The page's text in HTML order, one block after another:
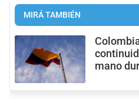
MIRÁ TAMBIÉN
mano